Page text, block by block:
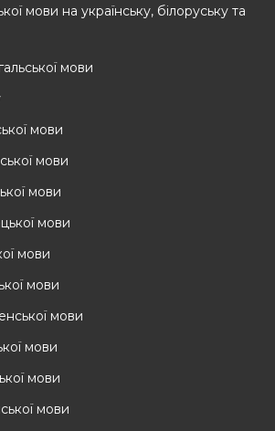
мови на українську, білоруську та
мови
мови
мови
мови
мови
мови
мови
мови
мови
мови
мови